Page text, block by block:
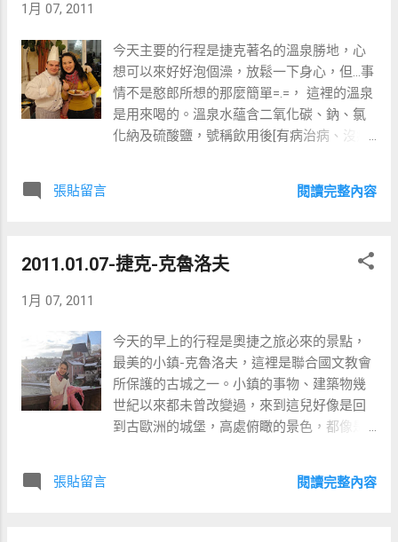
1月 07, 2011
今天主要的行程是捷克著名的溫泉勝地，心
想可以來好好泡個澡，放鬆一下身心，但...事
情不是憨郎所想的那麼簡單=.=， 這裡的溫泉
是用來喝的。溫泉水蘊含二氧化碳、鈉、氯
化納及硫酸鹽，號稱飲用後[有病治病、沒病
溫泉迴廊隨處可得的溫泉水，我試了一杯後...
下午在這裡自由行2小時 好像是象徵愛情的
張貼留言 閱讀完整內容
2011.01.07-捷克-克魯洛夫
1月 07, 2011
今天的早上的行程是奧捷之旅必來的景點，
最美的小鎮-克魯洛夫，這裡是聯合國文教會
所保護的古城之一。小鎮的事物、建築物幾
世紀以來都未曾改變過，來到這兒好像是回
到古歐洲的城堡，高處俯瞰的景色，都像是
張貼留言 閱讀完整內容